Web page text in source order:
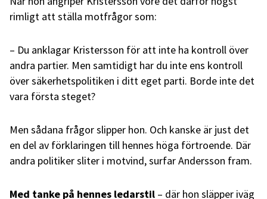
rimligt att ställa motfrågor som:
– Du anklagar Kristersson för att inte ha kontroll över
andra partier. Men samtidigt har du inte ens kontroll
över säkerhetspolitiken i ditt eget parti. Borde inte det
vara första steget?
Men sådana frågor slipper hon. Och kanske är just det
en del av förklaringen till hennes höga förtroende. Där
andra politiker sliter i motvind, surfar Andersson fram.
Med tanke på hennes ledarstil – där hon släpper iväg